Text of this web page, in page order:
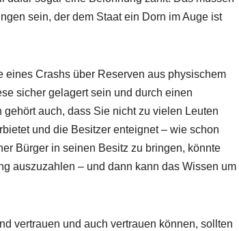
sein, der dem Staat ein Dorn im Auge ist
Crashs über Reserven aus physischem
sicher gelagert sein und durch einen
auch, dass Sie nicht zu vielen Leuten
und die Besitzer enteignet – wie schon
Bürger in seinen Besitz zu bringen, könnte
auszuzahlen – und dann kann das Wissen um
vertrauen und auch vertrauen können, sollten